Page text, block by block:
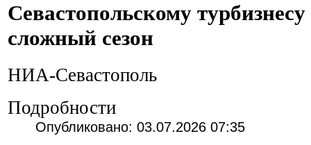
Севастопольскому
сложный сезон
НИА-Севастополь
Подробности
Опубликовано: 03.07.2026 07:35